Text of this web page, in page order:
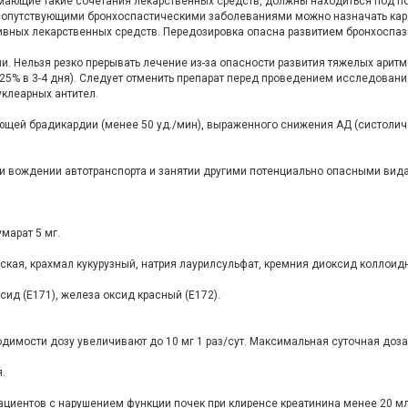
бронхоспастическими заболеваниями можно назначать
лекарственных средств. Передозировка опасна развитием
Нельзя резко прерывать лечение из-за опасности развития тяжелых
в 3-4 дня). Следует отменить препарат перед проведением
антител.
брадикардии (менее 50 уд./мин), выраженного снижения АД
автотранспорта и занятии другими потенциально опасными
5 мг.
крахмал кукурузный, натрия лаурилсульфат, кремния диоксид
(Е171), железа оксид красный (Е172).
дозу увеличивают до 10 мг 1 раз/сут. Максимальная суточная
с нарушением функции почек при клиренсе креатинина менее